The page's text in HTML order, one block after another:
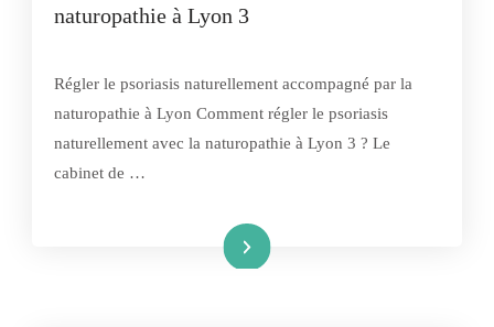
naturopathie à Lyon 3
Régler le psoriasis naturellement accompagné par la
naturopathie à Lyon Comment régler le psoriasis
naturellement avec la naturopathie à Lyon 3 ? Le
cabinet de …
Lire la suite